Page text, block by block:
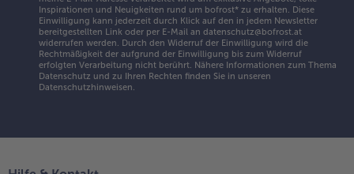
Inspirationen und Neuigkeiten rund um bofrost* zu erhalten. Diese
Einwilligung kann jederzeit durch Klick auf den in jedem Newsletter
bereitgestellten Link oder per E-Mail an datenschutz@bofrost.at
widerrufen werden. Durch den Widerruf der Einwilligung wird die
Rechtmäßigkeit der aufgrund der Einwilligung bis zum Widerruf
erfolgten Verarbeitung nicht berührt. Nähere Informationen zum Thema
Datenschutz und zu Ihren Rechten finden Sie in unseren
Datenschutzhinweisen.